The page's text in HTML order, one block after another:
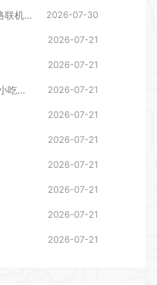
幻兽帕鲁/Palworld 单机/网络联机 （更新v1.0.1.10619） 2026-07-30
2026-07-21
2026-07-21
POJANGMACHA :韩国街头小吃模拟器 2026-07-21
2026-07-21
2026-07-21
2026-07-21
2026-07-21
2026-07-21
2026-07-21